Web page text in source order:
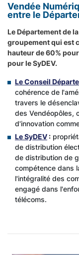
Vendée
entre le
Le Département de
groupement qui est
hauteur de 60%
pour le SyDEV.
Le Conseil
cohérence de
travers le
des Vendéopôles,
d'innovation
Le SyDEV :
de distribution
de distribution de
compétence dans
l'intégralité des
engagé dans
télécoms.